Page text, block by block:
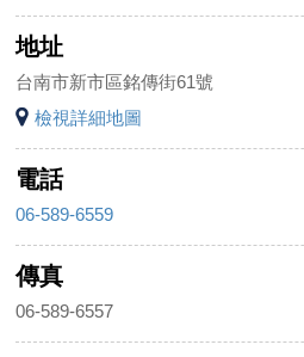
地址
台南市新市區銘傳街61號
檢視詳細地圖
電話
06-589-6559
傳真
06-589-6557